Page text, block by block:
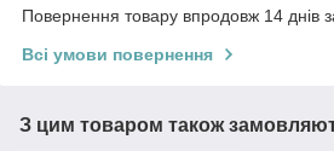
Повернення товару впродовж 14 днів
Всі умови повернення
З цим товаром також